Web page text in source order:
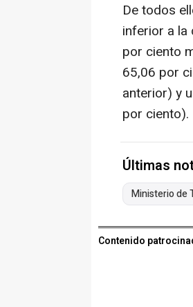
De todos
inferior a la
por ciento
65,06 por
anterior) y
por ciento).
Últimas
Ministerio de
Contenido